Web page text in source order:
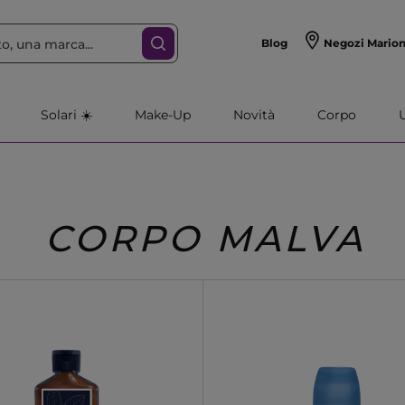
Blog Negozi
Solari ☀️ Make-Up Novità Corpo
CORPO MALVA